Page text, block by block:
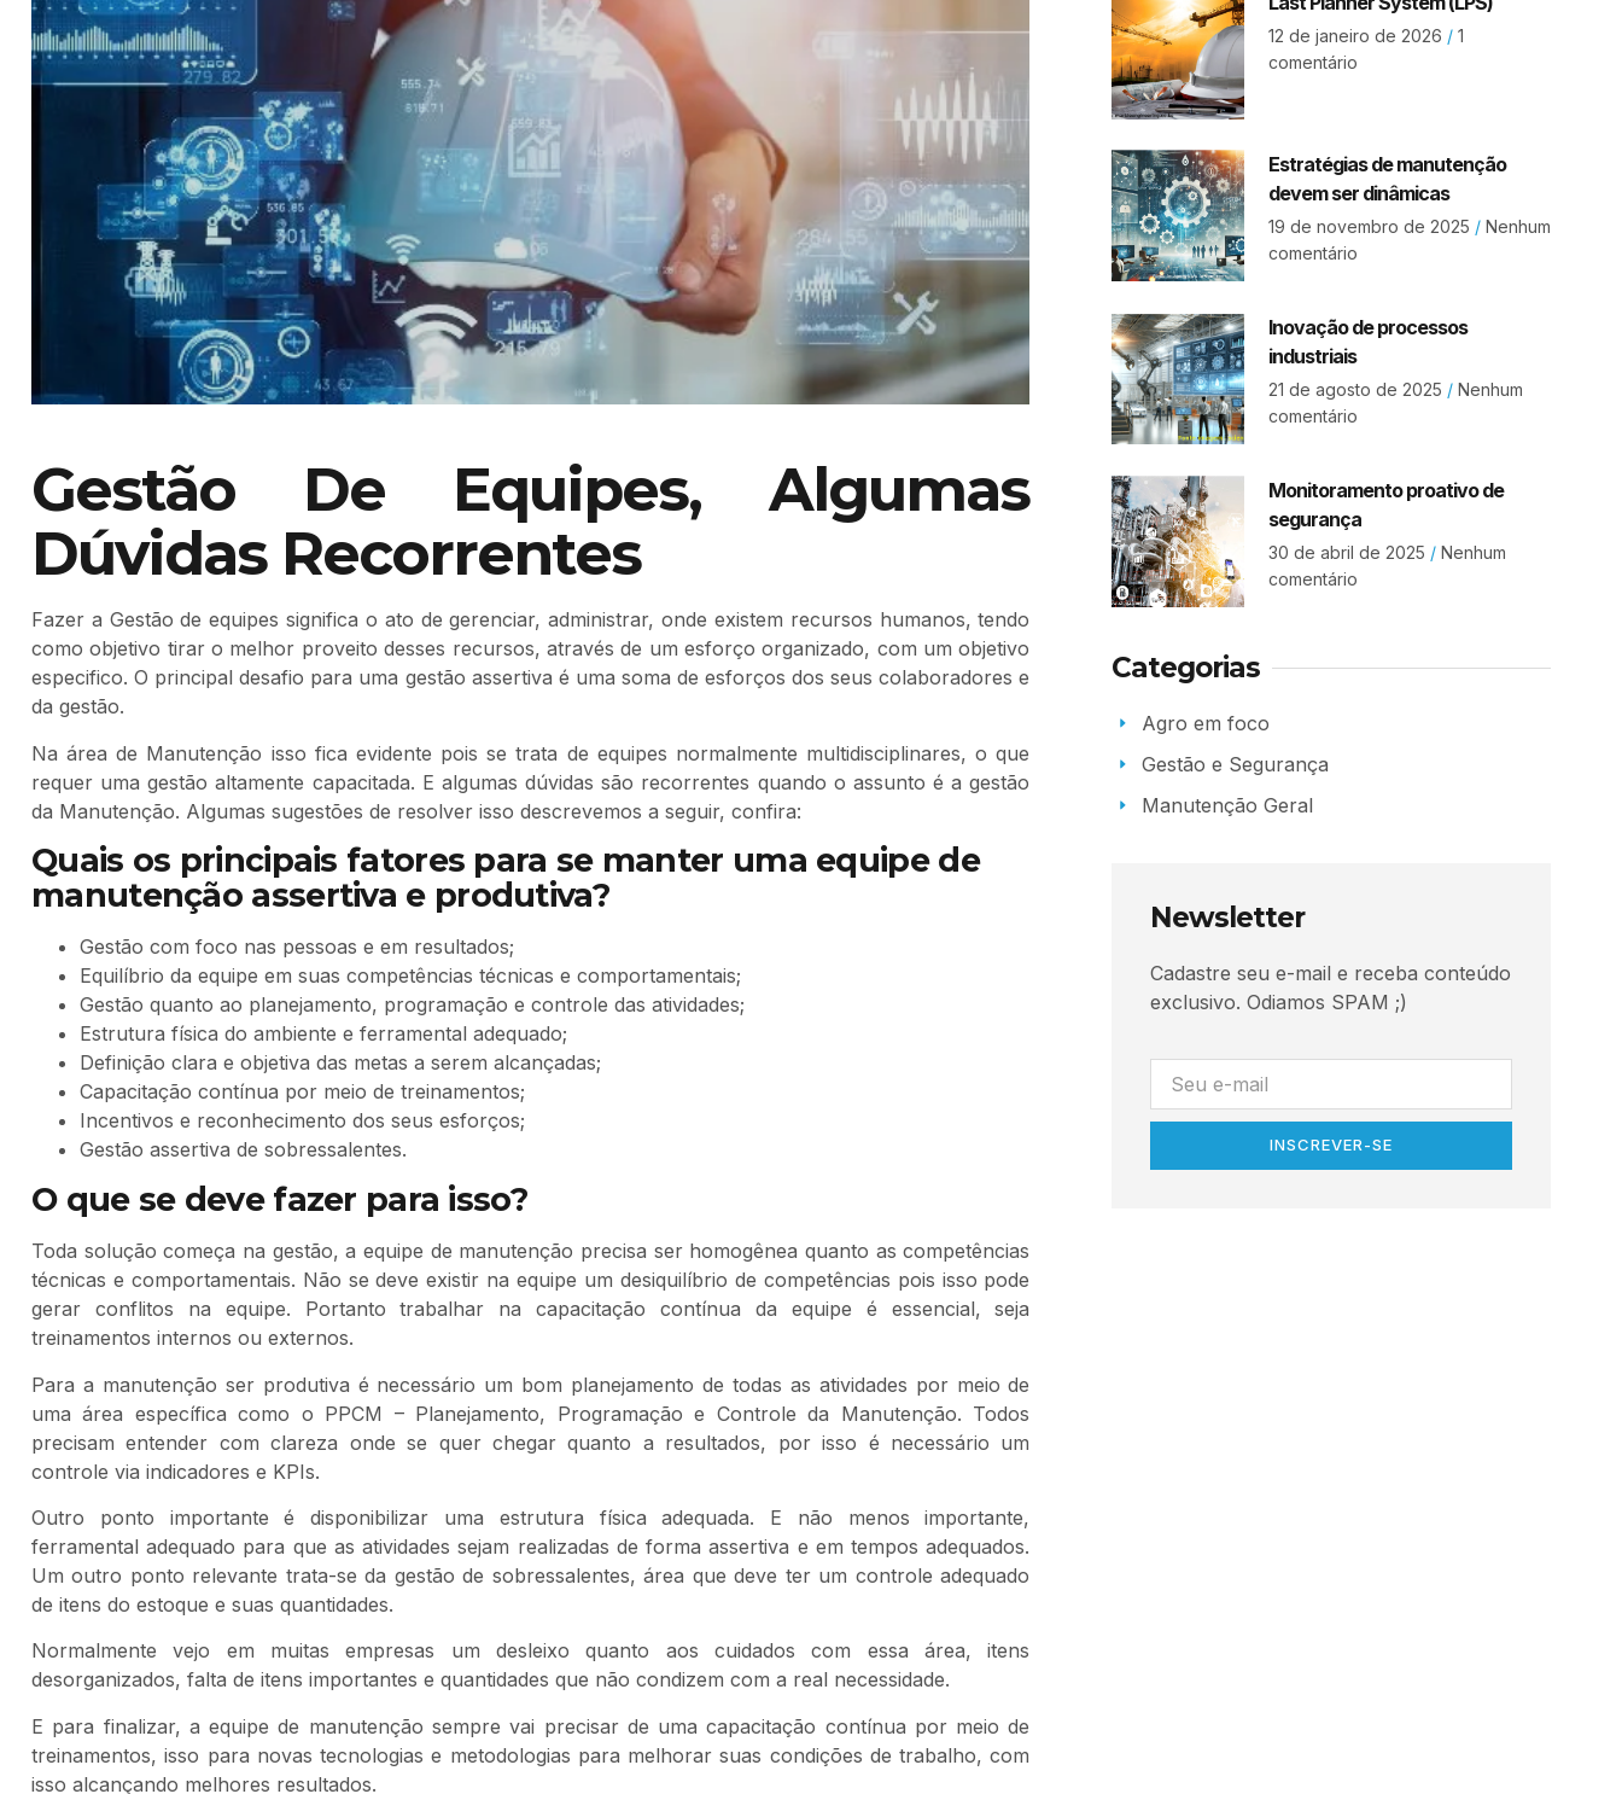
Gestão De Equipes, Algumas
Dúvidas Recorrentes
Fazer a Gestão de equipes significa o ato de gerenciar, administrar, onde existem recursos humanos, tendo
como objetivo tirar o melhor proveito desses recursos, através de um esforço organizado, com um objetivo
especifico. O principal desafio para uma gestão assertiva é uma soma de esforços dos seus colaboradores e
da gestão.
Na área de Manutenção isso fica evidente pois se trata de equipes normalmente multidisciplinares, o que
requer uma gestão altamente capacitada. E algumas dúvidas são recorrentes quando o assunto é a gestão
da Manutenção. Algumas sugestões de resolver isso descrevemos a seguir, confira:
Quais os principais fatores para se manter uma equipe de
manutenção assertiva e produtiva?
Gestão com foco nas pessoas e em resultados;
Equilíbrio da equipe em suas competências técnicas e comportamentais;
Gestão quanto ao planejamento, programação e controle das atividades;
Estrutura física do ambiente e ferramental adequado;
Definição clara e objetiva das metas a serem alcançadas;
Capacitação contínua por meio de treinamentos;
Incentivos e reconhecimento dos seus esforços;
Gestão assertiva de sobressalentes.
O que se deve fazer para isso?
Toda solução começa na gestão, a equipe de manutenção precisa ser homogênea quanto as competências
técnicas e comportamentais. Não se deve existir na equipe um desiquilíbrio de competências pois isso pode
gerar conflitos na equipe. Portanto trabalhar na capacitação contínua da equipe é essencial, seja
treinamentos internos ou externos.
Para a manutenção ser produtiva é necessário um bom planejamento de todas as atividades por meio de
uma área específica como o PPCM – Planejamento, Programação e Controle da Manutenção. Todos
precisam entender com clareza onde se quer chegar quanto a resultados, por isso é necessário um
controle via indicadores e KPIs.
Outro ponto importante é disponibilizar uma estrutura física adequada. E não menos importante,
ferramental adequado para que as atividades sejam realizadas de forma assertiva e em tempos adequados.
Um outro ponto relevante trata-se da gestão de sobressalentes, área que deve ter um controle adequado
de itens do estoque e suas quantidades.
Normalmente vejo em muitas empresas um desleixo quanto aos cuidados com essa área, itens
desorganizados, falta de itens importantes e quantidades que não condizem com a real necessidade.
E para finalizar, a equipe de manutenção sempre vai precisar de uma capacitação contínua por meio de
treinamentos, isso para novas tecnologias e metodologias para melhorar suas condições de trabalho, com
isso alcançando melhores resultados.
12 de janeiro de 2026 1
comentário
Estratégias de manutenção
devem ser dinâmicas
19 de novembro de 2025 Nenhum
comentário
Inovação de processos
industriais
21 de agosto de 2025 Nenhum
comentário
Monitoramento proativo de
segurança
30 de abril de 2025 Nenhum
comentário
Categorias
Agro em foco
Gestão e Segurança
Manutenção Geral
Newsletter
Cadastre seu e-mail e receba conteúdo
exclusivo. Odiamos SPAM ;)
INSCREVER-SE